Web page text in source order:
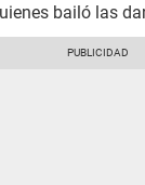
bailó las